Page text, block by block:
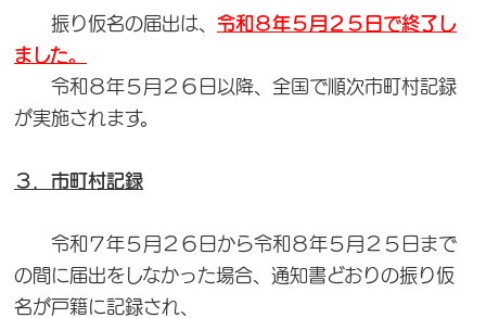
振り仮名の届出は、 令和８年５月２５日で終了し
ました。
令和８年５月２６日以降、全国で順次市町村記録
が実施されます。
３．市町村記録
令和７年５月２６日から令和８年５月２５日まで
の間に届出をしなかった場合、通知書どおりの振り仮
名が戸籍に記録され、